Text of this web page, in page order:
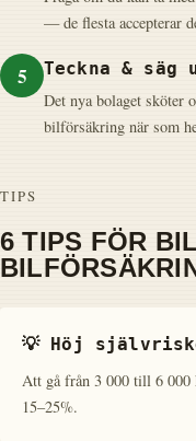
— de flesta accepterar
5
Teckna & säg
Det nya bolaget sköter
bilförsäkring när som
TIPS
6 TIPS FÖR
💡 Höj
Att gå från 3 000 till 6 000
15–25%.